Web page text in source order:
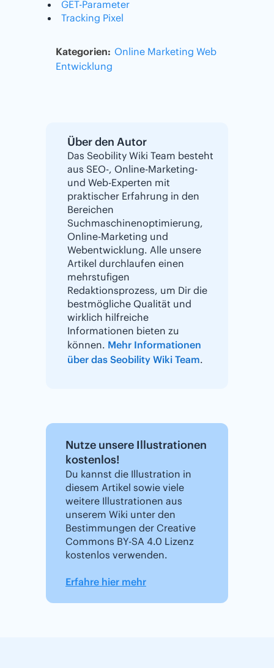
GET-Parameter
Tracking Pixel
Kategorien: Online Marketing Web
Entwicklung
Über den Autor
Das Seobility Wiki Team besteht
aus SEO-, Online-Marketing-
und Web-Experten mit
praktischer Erfahrung in den
Bereichen
Suchmaschinenoptimierung,
Online-Marketing und
Webentwicklung. Alle unsere
Artikel durchlaufen einen
mehrstufigen
Redaktionsprozess, um Dir die
bestmögliche Qualität und
wirklich hilfreiche
Informationen bieten zu
können. Mehr Informationen
über das Seobility Wiki Team.
Nutze unsere Illustrationen
kostenlos!
Du kannst die Illustration in
diesem Artikel sowie viele
weitere Illustrationen aus
unserem Wiki unter den
Bestimmungen der Creative
Commons BY-SA 4.0 Lizenz
kostenlos verwenden.
Erfahre hier mehr